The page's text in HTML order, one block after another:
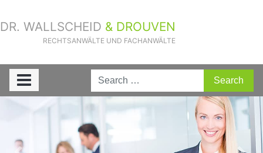
DR. WALLSCHEID & DROUVEN
RECHTSANWÄLTE UND FACHANWÄLTE